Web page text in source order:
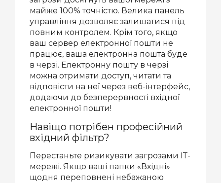
майже 100% точністю. Велика панель
управління дозволяє залишатися під
повним контролем. Крім того, якщо
ваш сервер електронної пошти не
працює, ваша електронна пошта буде
в черзі. Електронну пошту в черзі
можна отримати доступ, читати та
відповісти на неї через веб-інтерфейс,
додаючи до безперервності вхідної
електронної пошти!
Навіщо потрібен професійний
вхідний фільтр?
Перестаньте ризикувати загрозами ІТ-
мережі. Якщо ваші папки «Вхідні»
щодня переповнені небажаною